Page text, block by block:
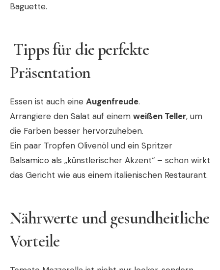
Baguette.
Tipps für die perfekte
Präsentation
Essen ist auch eine Augenfreude.
Arrangiere den Salat auf einem weißen Teller, um
die Farben besser hervorzuheben.
Ein paar Tropfen Olivenöl und ein Spritzer
Balsamico als „künstlerischer Akzent“ – schon wirkt
das Gericht wie aus einem italienischen Restaurant.
Nährwerte und gesundheitliche
Vorteile